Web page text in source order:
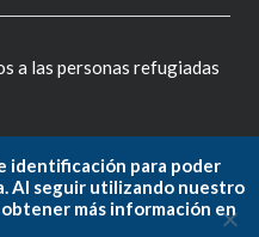
a las personas refugiadas
Argentina.
identificación para poder
Al seguir utilizando nuestro
más información en